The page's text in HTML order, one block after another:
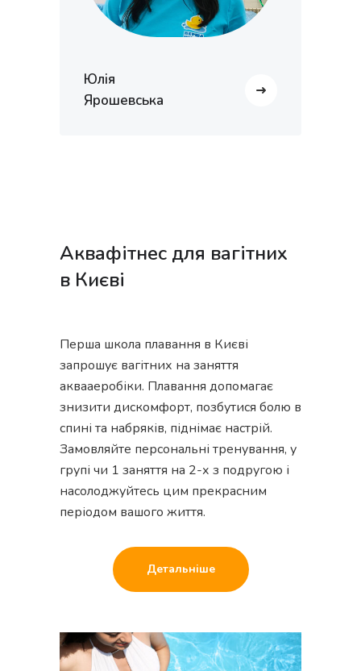
Юлія
Ярошевська
Аквафітнес для вагітних
в Києві
Перша школа плавання в Києві
запрошує вагітних на заняття
аквааеробіки. Плавання допомагає
знизити дискомфорт, позбутися болю в
спині та набряків, піднімає настрій.
Замовляйте персональні тренування, у
групі чи 1 заняття на 2-х з подругою і
насолоджуйтесь цим прекрасним
періодом вашого життя.
Детальніше